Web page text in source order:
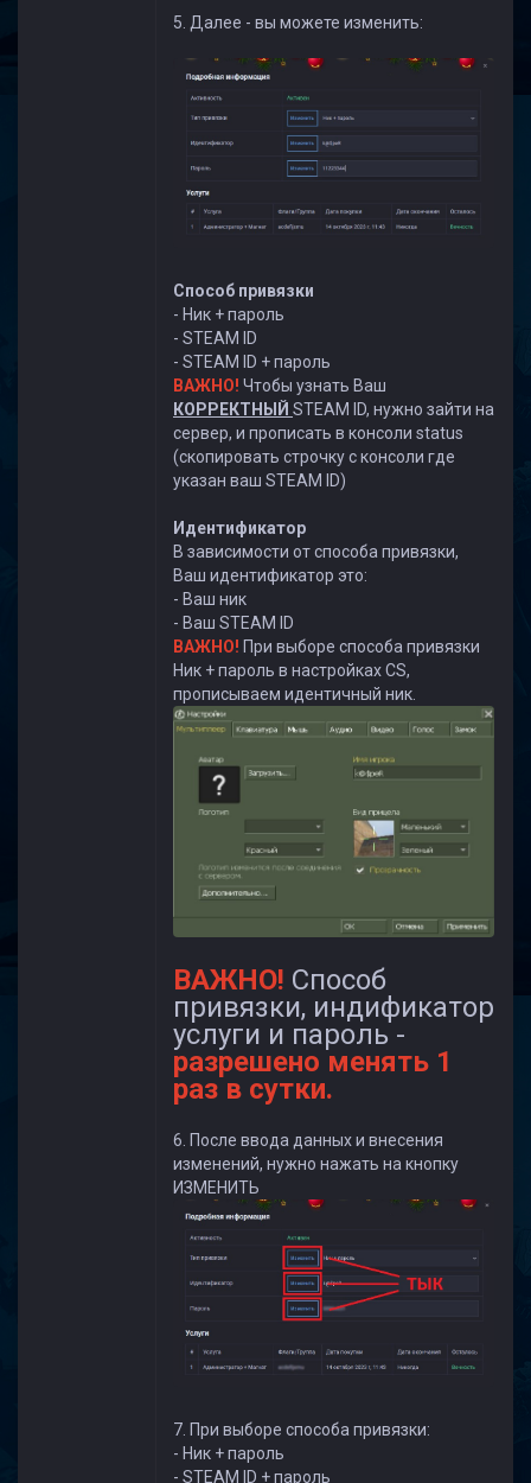
5. Далее - вы можете изменить:
Способ привязки
- Ник + пароль
- STEAM ID
- STEAM ID + пароль
ВАЖНО! Чтобы узнать Ваш
КОРРЕКТНЫЙ STEAM ID, нужно зайти на
сервер, и прописать в консоли status
(скопировать строчку с консоли где
указан ваш STEAM ID)
Идентификатор
В зависимости от способа привязки,
Ваш идентификатор это:
- Ваш ник
- Ваш STEAM ID
ВАЖНО! При выборе способа привязки
Ник + пароль в настройках CS,
прописываем идентичный ник.
ВАЖНО! Способ
привязки, индификатор
услуги и пароль -
разрешено менять 1
раз в сутки.
6. После ввода данных и внесения
изменений, нужно нажать на кнопку
ИЗМЕНИТЬ
7. При выборе способа привязки:
- Ник + пароль
- STEAM ID + пароль